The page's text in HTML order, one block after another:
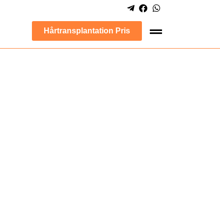
Hårtransplantation Pris